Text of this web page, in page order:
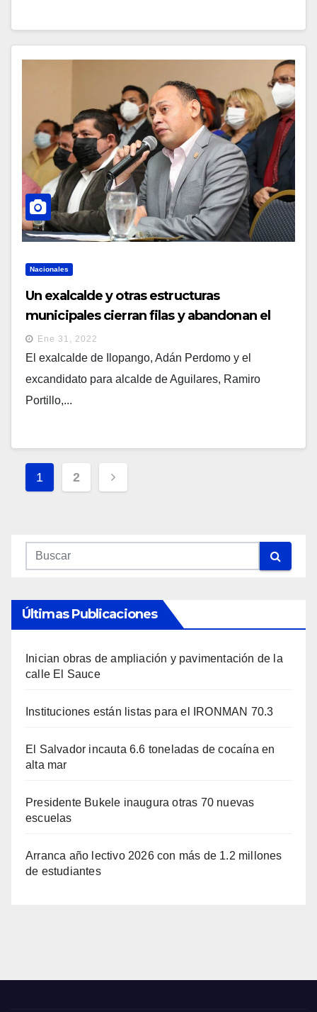
Nacionales
Un exalcalde y otras estructuras
municipales cierran filas y abandonan el
partido ARENA
Ene 31, 2022
El exalcalde de Ilopango, Adán Perdomo y el
excandidato para alcalde de Aguilares, Ramiro
Portillo,...
Navegación
De
1 2
Últimas Publicaciones
Inician obras de ampliación y pavimentación de la
calle El Sauce
Instituciones están listas para el IRONMAN 70.3
El Salvador incauta 6.6 toneladas de cocaína en
alta mar
Presidente Bukele inaugura otras 70 nuevas
escuelas
Arranca año lectivo 2026 con más de 1.2 millones
de estudiantes